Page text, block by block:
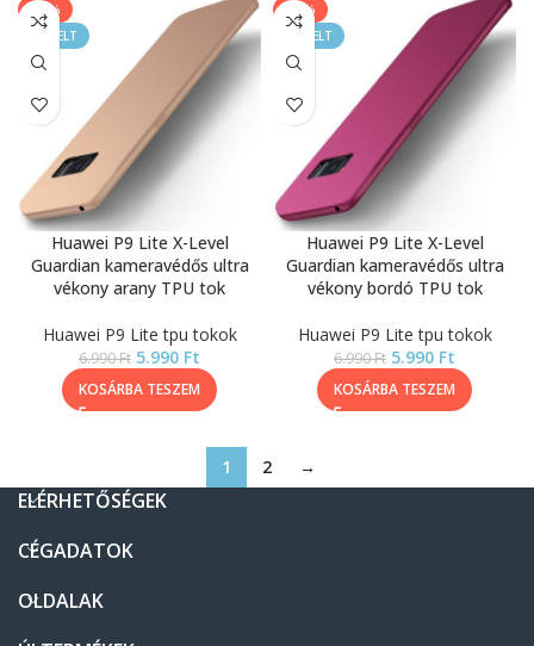
-14%
KIEMELT
Huawei P9 Lite X-Level
Guardian kameravédős ultra
vékony arany TPU tok
Huawei P9 Lite tpu tokok
6.990Ft 5.990 Ft
KOSÁRBA TESZEM
-14%
KIEMELT
Huawei P9 Lite X-Level
Guardian kameravédős ultra
vékony bordó TPU tok
Huawei P9 Lite tpu tokok
6.990Ft 5.990 Ft
KOSÁRBA TESZEM
1 2 →
ELÉRHETŐSÉGEK
CÉGADATOK
OLDALAK